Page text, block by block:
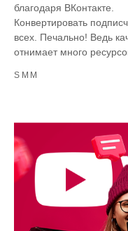
благодаря ВКонтакте.
Конвертировать
всех. Печально! Ведь
отнимает много
SMM